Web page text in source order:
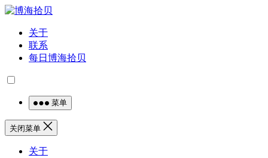
关于
联系
每日博海拾贝
菜单
关闭菜单
关于